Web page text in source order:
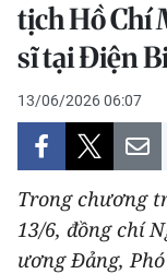
KINH TẾ
VĂN HÓA
XÃ HỘI
DU LỊCH
tịch Hồ Chí
sĩ tại Điện
13/06/2026 06:07
Trong chương
13/6, đồng chí
ương Đảng,